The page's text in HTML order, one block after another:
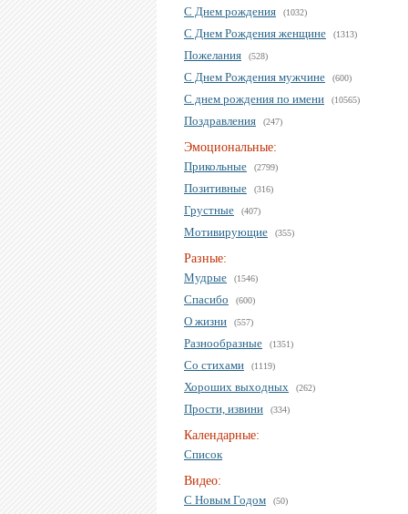
С Днем рождения
(1032)
С Днем Рождения женщине (1313)
Пожелания (528)
С Днем Рождения мужчине (600)
С днем рождения по имени (10565)
Поздравления (247)
Эмоциональные:
Прикольные
(2799)
Позитивные (316)
Грустные (407)
Мотивирующие (355)
Разные:
Мудрые
(1546)
Спасибо (600)
О жизни (557)
Разнообразные (1351)
Со стихами (1119)
Хороших выходных (262)
Прости, извини (334)
Календарные:
Список
Видео:
С Новым Годом
(50)